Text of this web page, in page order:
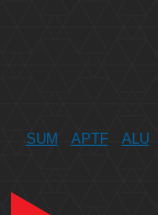
SUM APTF ALU